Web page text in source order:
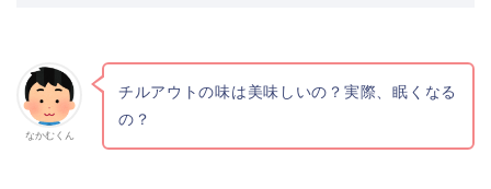
なかむくん
チルアウトの味は美味しいの？実際、眠くなる
の？